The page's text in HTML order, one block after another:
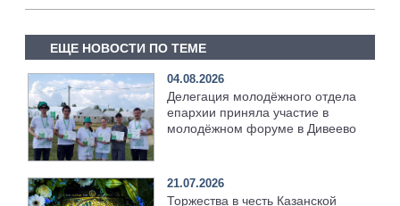
ЕЩЕ НОВОСТИ ПО ТЕМЕ
04.08.2026
Делегация молодёжного отдела
епархии приняла участие в
молодёжном форуме в Дивеево
21.07.2026
Торжества в честь Казанской